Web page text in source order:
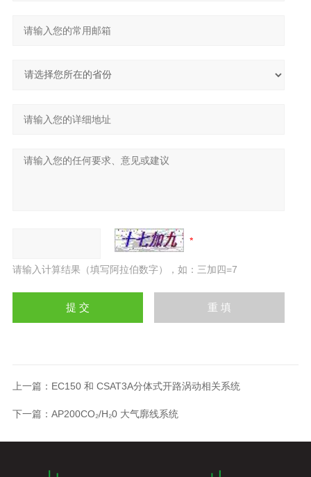
请输入计算结果（填写阿拉伯数字），如：三加四=7
上一篇： EC150 和 CSAT3A分体式开路涡动相关系统
下一篇： AP200CO₂/H₂0 大气廓线系统